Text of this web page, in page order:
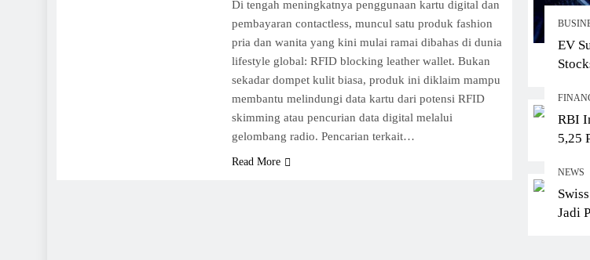
EV
Nikel
RBI
5,25
di
NEWS
Jadi
Di tengah meningkatnya penggunaan kartu digital dan
pembayaran contactless, muncul satu produk fashion
pria dan wanita yang kini mulai ramai dibahas di dunia
lifestyle global: RFID blocking leather wallet. Bukan
sekadar dompet kulit biasa, produk ini diklaim mampu
membantu melindungi data kartu dari potensi RFID
skimming atau pencurian data digital melalui
gelombang radio. Pencarian terkait…
Read More